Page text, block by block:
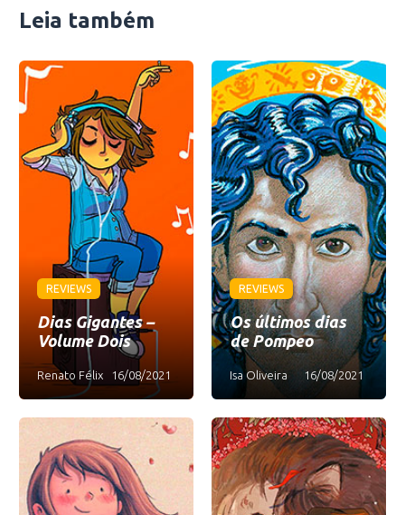
Leia também
REVIEWS
Dias Gigantes –
Volume Dois
Renato Félix 16/08/2021
REVIEWS
Os últimos dias
de Pompeo
Isa Oliveira 16/08/2021